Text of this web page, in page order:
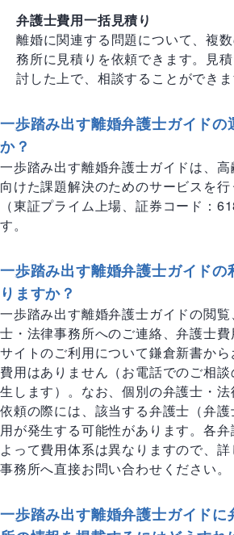
弁護士費用一括見積り
離婚に関連する問題について、複
務所に見積りを依頼できます。見
討した上で、相談することができま
一歩踏み出す離婚弁護士ガイドの
か？
一歩踏み出す離婚弁護士ガイドは、
向けた課題解決のためのサービスを行
（東証プライム上場、証券コード：
す。
一歩踏み出す離婚弁護士ガイドの
りますか？
一歩踏み出す離婚弁護士ガイドの閲
士・法律事務所へのご連絡、弁護士費
サイトのご利用について鎌倉新書か
費用はありません（お電話でのご相
生します）。なお、個別の弁護士・
依頼の際には、該当する弁護士（弁
用が発生する可能性があります。各
よって費用体系は異なりますので、
事務所へ直接お問い合わせください。
一歩踏み出す離婚弁護士ガイドに